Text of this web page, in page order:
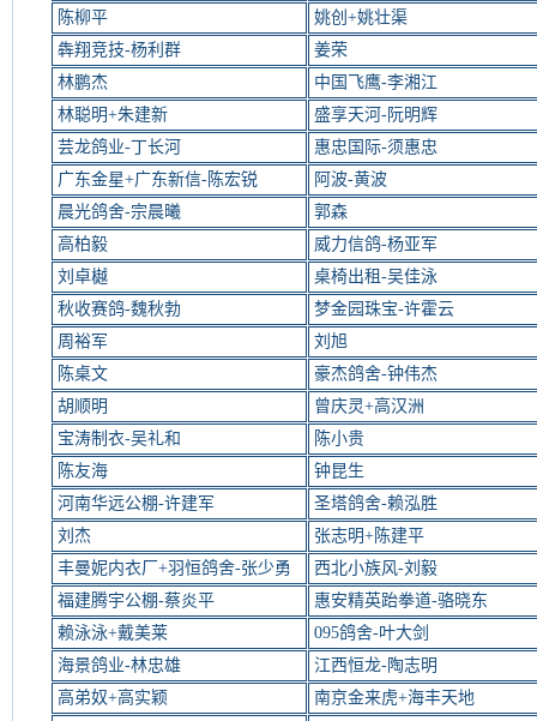
陈柳平
姚创+姚壮渠
犇翔竞技-杨利群
姜荣
林鹏杰
中国飞鹰-李湘江
林聪明+朱建新
盛享天河-阮明辉
芸龙鸽业-丁长河
惠忠国际-须惠忠
广东金星+广东新信-陈宏锐
阿波-黄波
晨光鸽舍-宗晨曦
郭森
高柏毅
威力信鸽-杨亚军
刘卓樾
桌椅出租-吴佳泳
秋收赛鸽-魏秋勃
梦金园珠宝-许霍云
周裕军
刘旭
陈桌文
豪杰鸽舍-钟伟杰
胡顺明
曾庆灵+高汉洲
宝涛制衣-吴礼和
陈小贵
陈友海
钟昆生
河南华远公棚-许建军
圣塔鸽舍-赖泓胜
刘杰
张志明+陈建平
丰曼妮内衣厂+羽恒鸽舍-张少勇
西北小族风-刘毅
福建腾宇公棚-蔡炎平
惠安精英跆拳道-骆晓东
赖泳泳+戴美莱
095鸽舍-叶大剑
海景鸽业-林忠雄
江西恒龙-陶志明
高弟奴+高实颖
南京金来虎+海丰天地